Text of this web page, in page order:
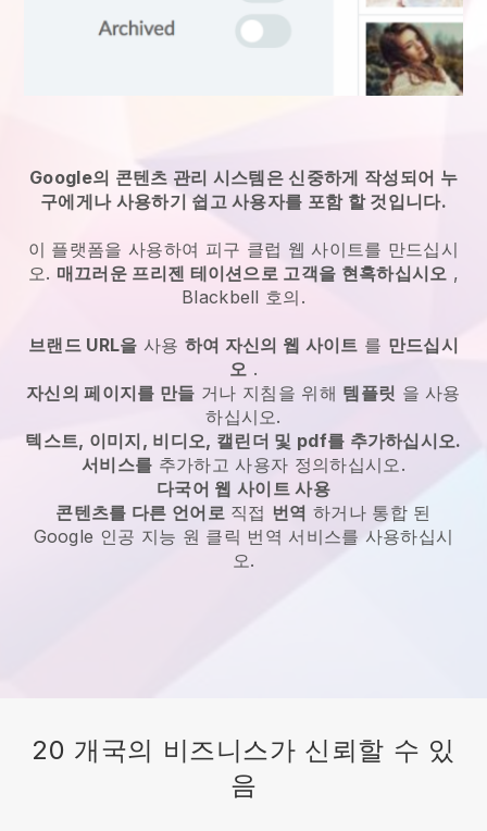
Google의 콘텐츠 관리 시스템은 신중하게 작성되어 누
구에게나 사용하기 쉽고 사용자를 포함 할 것입니다.
이 플랫폼을 사용하여 피구 클럽 웹 사이트를 만드십시
오. 매끄러운 프리젠 테이션으로 고객을 현혹하십시오 ,
Blackbell 호의.
브랜드 URL을 사용 하여 자신의 웹 사이트 를 만드십시
오 .
자신의 페이지를 만들 거나 지침을 위해 템플릿 을 사용
하십시오.
텍스트, 이미지, 비디오, 캘린더 및 pdf를 추가하십시오.
서비스를 추가하고 사용자 정의하십시오.
다국어 웹 사이트 사용
콘텐츠를 다른 언어로 직접 번역 하거나 통합 된
Google 인공 지능 원 클릭 번역 서비스를 사용하십시
오.
20 개국의 비즈니스가 신뢰할 수 있
음